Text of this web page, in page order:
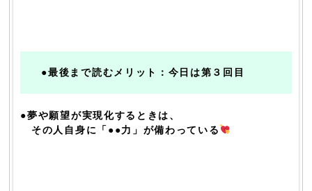
●最後まで読むメリット：今日は第３回目
●夢や願望が実現化するときは、
その人自身に「●●力」が備わっている